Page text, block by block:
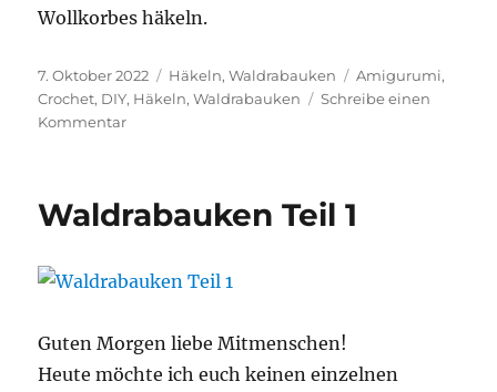
Wollkorbes häkeln.
Veröffentlicht
am
7. Oktober 2022 Kategorien
Häkeln,Waldrabauken Schlagwörter
Amigurumi,
Crochet, DIY, Häkeln,Waldrabauken
Schreibe einen
Kommentarzu
Waldrabauken Teil 1
Guten Morgen liebe Mitmenschen!
Heute möchte ich euch keinen einzelnen